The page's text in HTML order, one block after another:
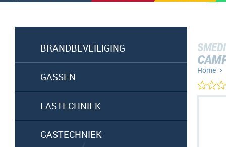
BRANDBEVEILIGING
GASSEN
LASTECHNIEK
GASTECHNIEK
Home
Ga